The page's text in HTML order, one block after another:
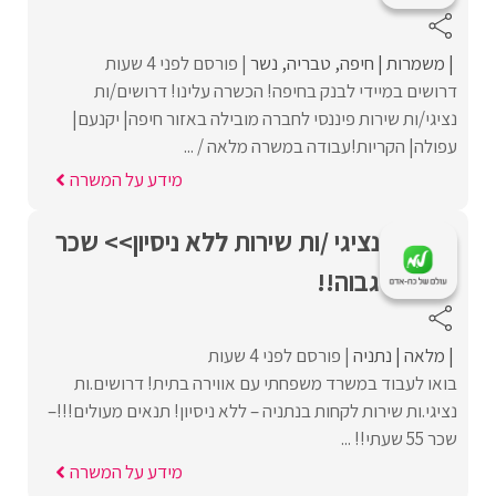
משמרות חיפה טבריה נשר פורסם לפני 4 שעות
דרושים במיידי לבנק בחיפה! הכשרה עלינו! דרושים/ות
נציגי/ות שירות פיננסי לחברה מובילה באזור חיפה| יקנעם|
עפולה| הקריות!עבודה במשרה מלאה / ...
מידע על המשרה
נציגי /ות שירות ללא ניסיון>> שכר
גבוה!!
מלאה נתניה פורסם לפני 4 שעות
בואו לעבוד במשרד משפחתי עם אווירה בתית! דרושים.ות
נציגי.ות שירות לקחות בנתניה – ללא ניסיון! תנאים מעולים!!!–
שכר 55 שעתי!! ...
מידע על המשרה